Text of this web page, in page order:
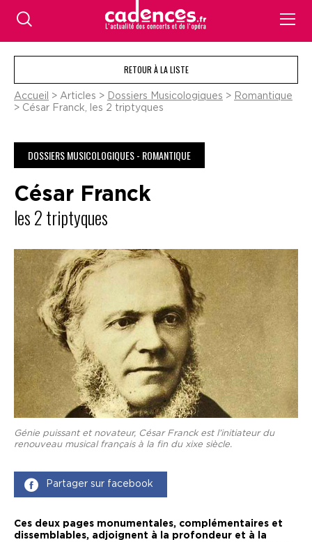
RETOUR À LA LISTE
Accueil > Articles > Dossiers Musicologiques > Romantique
> César Franck, les 2 triptyques
DOSSIERS MUSICOLOGIQUES - ROMANTIQUE
César Franck
les 2 triptyques
Génie puissant et novateur, César Franck est l’initiateur du
renouveau musical français à la fin du xixe siècle.
Partager sur facebook
Ces deux pages monumentales, complémentaires et
dissemblables, adjoignent à la profondeur et à la